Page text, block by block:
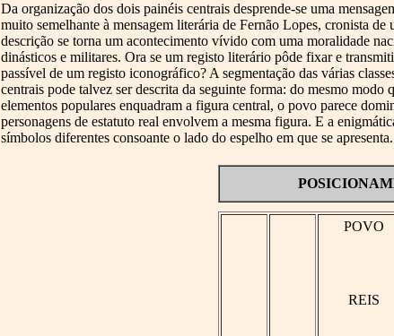
Da organização dos dois painéis centrais desprende-se uma
muito semelhante à mensagem literária de Fernão Lopes, cronista
descrição se torna um acontecimento vívido com uma moralidade
dinásticos e militares. Ora se um registo literário pôde fixar e
passível de um registo iconográfico? A segmentação das várias
centrais pode talvez ser descrita da seguinte forma: do mesmo
elementos populares enquadram a figura central, o povo parece
personagens de estatuto real envolvem a mesma figura. E a
símbolos diferentes consoante o lado do espelho em que se apresenta.
POVO
REIS